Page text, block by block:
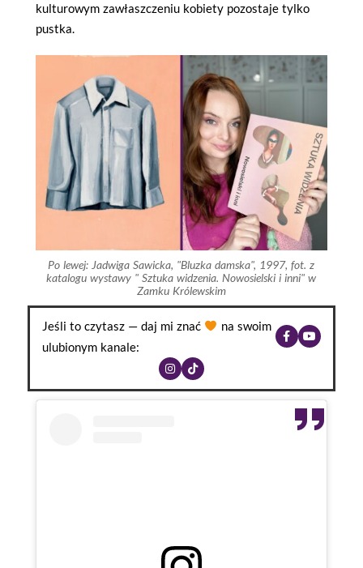
kulturowym zawłaszczeniu kobiety pozostaje tylko
pustka.
Po lewej: Jadwiga Sawicka, "Bluzka damska", 1997, fot. z
katalogu wystawy " Sztuka widzenia. Nowosielski i inni" w
Zamku Królewskim
Jeśli to czytasz — daj mi znać
na swoim
ulubionym kanale: